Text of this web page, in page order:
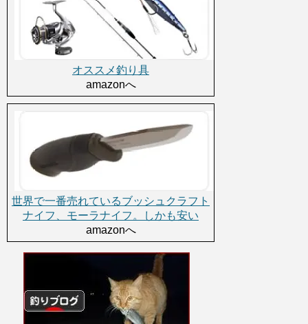
オススメ釣り具
amazonへ
世界で一番売れているブッシュクラフト
ナイフ、モーラナイフ。しかも安い
amazonへ